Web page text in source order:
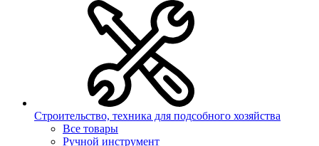
Строительство, техника для подсобного хозяйства
Все товары
Ручной инструмент